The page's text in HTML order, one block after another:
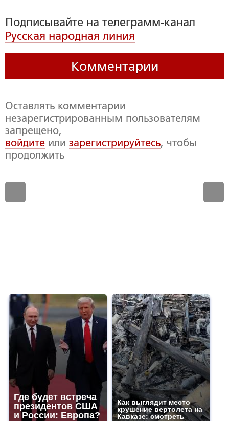
Подписывайте на телеграмм-канал
Русская народная линия
Комментарии
Оставлять комментарии
незарегистрированным пользователям
запрещено,
войдите или зарегистрируйтесь, чтобы
продолжить
Где будет встреча
президентов США
и России: Европа?
Как выглядит место
крушение вертолета на
Кавказе: смотреть